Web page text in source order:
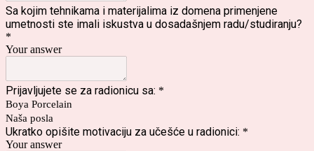
Sa kojim tehnikama i materijalima iz domena primenjene
umetnosti ste imali iskustva u dosadašnjem radu/studiranju?
*
Your answer
Prijavljujete se za radionicu sa: *
Boya Porcelain
Naša posla
Ukratko opišite motivaciju za učešće u radionici: *
Your answer